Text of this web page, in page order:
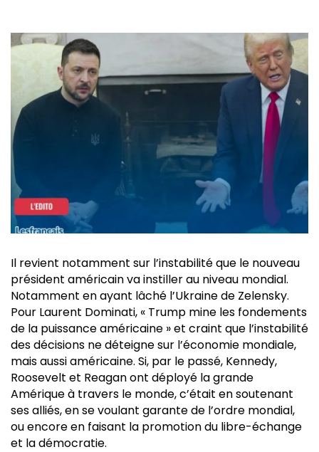
Il revient notamment sur l’instabilité que le nouveau
président américain va instiller au niveau mondial.
Notamment en ayant lâché l’Ukraine de Zelensky.
Pour Laurent Dominati, « Trump mine les fondements
de la puissance américaine » et craint que l’instabilité
des décisions ne déteigne sur l’économie mondiale,
mais aussi américaine. Si, par le passé, Kennedy,
Roosevelt et Reagan ont déployé la grande
Amérique à travers le monde, c’était en soutenant
ses alliés, en se voulant garante de l’ordre mondial,
ou encore en faisant la promotion du libre-échange
et la démocratie.